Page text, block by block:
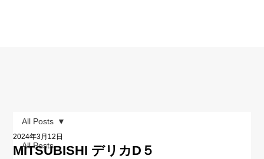
All Posts
All Posts
MITSUBISHI デリカD５
2024年3月12日